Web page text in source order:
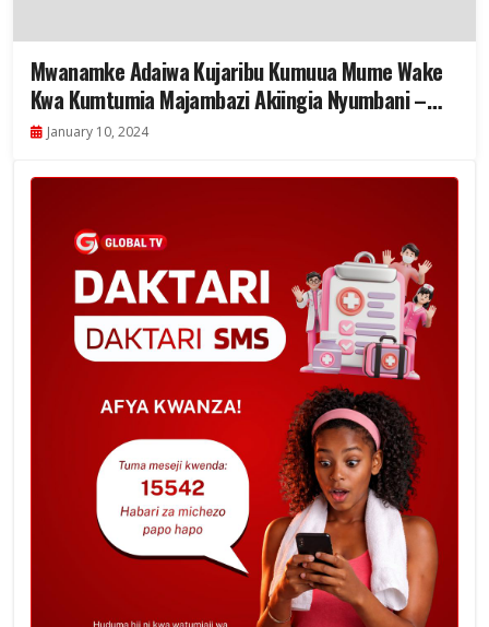
Mwanamke Adaiwa Kujaribu Kumuua Mume Wake
Kwa Kumtumia Majambazi Akiingia Nyumbani –
Video
January 10, 2024